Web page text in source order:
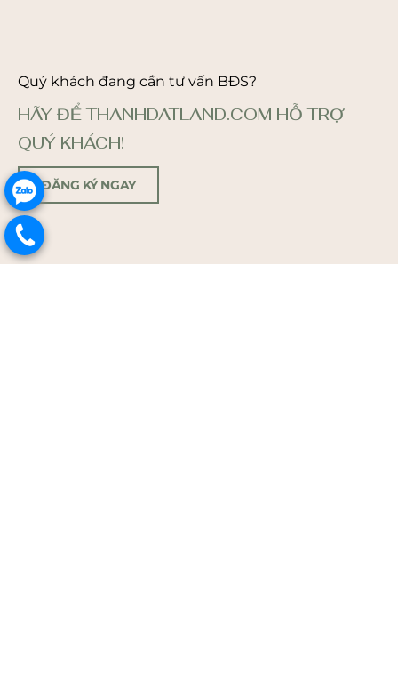
Quý khách đang cần tư vấn BĐS?
HÃY ĐỂ THANHDATLAND.COM HỖ TRỢ
QUÝ KHÁCH!
ĐĂNG KÝ NGAY
.
.